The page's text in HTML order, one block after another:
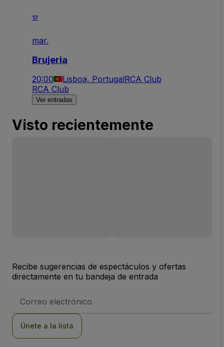
17
mar.
Brujeria
20:00 Lisboa, PortugalRCA Club
RCA Club
Ver entradas
Visto recientemente
Recibe sugerencias de espectáculos y ofertas
directamente en tu bandeja de entrada
de
Únete a la lista